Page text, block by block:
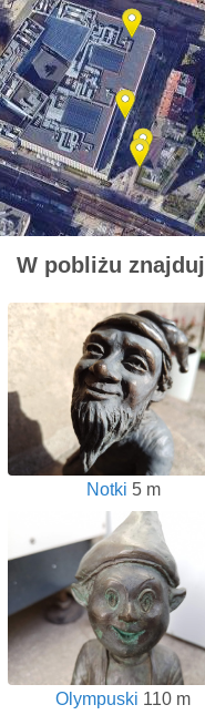
W pobliżu
Notki 5 m
Olympuski 110 m